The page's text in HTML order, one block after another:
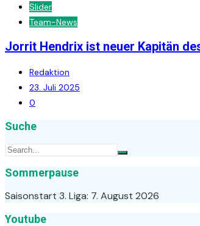
Slider
Team-News
Jorrit Hendrix ist neuer Kapitän
Redaktion
23. Juli 2025
0
Suche
Sommerpause
Saisonstart 3. Liga: 7. August 2026
Youtube